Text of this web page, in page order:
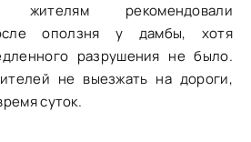
рекомендовали
оползня у дамбы, хотя
разрушения не было.
не выезжать на дороги,
суток.